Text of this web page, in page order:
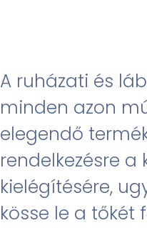
A ruházati és
minden azon
elegendő
rendelkezésre a
kielégítésére,
kösse le a tőkét